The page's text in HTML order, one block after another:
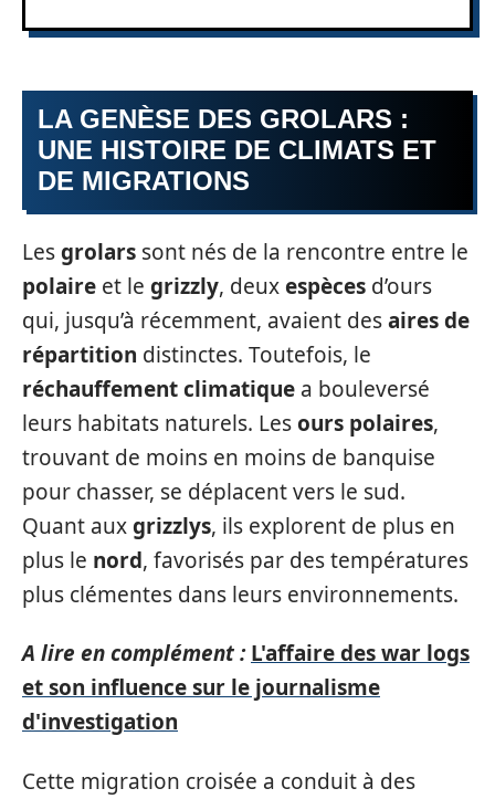
LA GENÈSE DES GROLARS :
UNE HISTOIRE DE CLIMATS ET
DE MIGRATIONS
Lesgrolars sont nés de la rencontre entre le
polaire et le grizzly, deuxespèces d’ours
qui, jusqu’à récemment, avaient desaires de
répartition distinctes. Toutefois, le
réchauffement climatique a bouleversé
leurs habitats naturels. Lesours polaires,
trouvant de moins en moins de banquise
pour chasser, se déplacent vers le sud.
Quant auxgrizzlys, ils explorent de plus en
plus le nord, favorisés par des températures
plus clémentes dans leurs environnements.
A lire en complément : L'affaire des war logs
et son influence sur le journalisme
d'investigation
Cette migration croisée a conduit à des